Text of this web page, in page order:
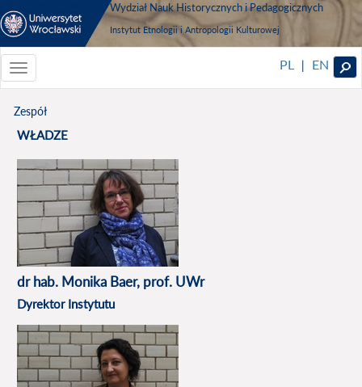
Wydział Nauk Historycznych i Pedagogicznych
Instytut Etnologii i Antropologii Kulturowej
Toggle
navigationToggle
PL | EN
Zespół
WŁADZE
dr hab. Monika Baer, prof. UWr
Dyrektor Instytutu